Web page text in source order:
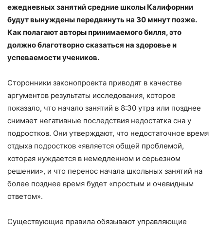
ежедневных занятий средние школы Калифорнии
будут вынуждены передвинуть на 30 минут позже.
Как полагают авторы принимаемого билля, это
должно благотворно сказаться на здоровье и
успеваемости учеников.
Сторонники законопроекта приводят в качестве
аргументов результаты исследования, которое
показало, что начало занятий в 8:30 утра или позднее
снимает негативные последствия недостатка сна у
подростков. Они утверждают, что недостаточное время
отдыха подростков «является общей проблемой,
которая нуждается в немедленном и серьезном
решении», и что перенос начала школьных занятий на
более позднее время будет «простым и очевидным
ответом».
Существующие правила обязывают управляющие